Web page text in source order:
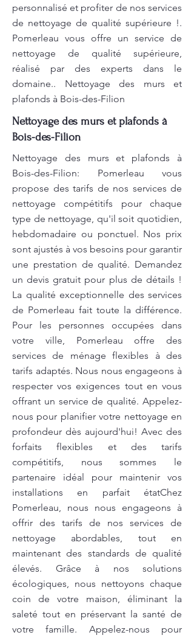
personnalisé et profiter de nos services
de nettoyage de qualité supérieure !.
Pomerleau vous offre un service de
nettoyage de qualité supérieure,
réalisé par des experts dans le
domaine.. Nettoyage des murs et
plafonds à Bois-des-Filion
Nettoyage des murs et plafonds à
Bois-des-Filion
Nettoyage des murs et plafonds à
Bois-des-Filion: Pomerleau vous
propose des tarifs de nos services de
nettoyage compétitifs pour chaque
type de nettoyage, qu'il soit quotidien,
hebdomadaire ou ponctuel. Nos prix
sont ajustés à vos besoins pour garantir
une prestation de qualité. Demandez
un devis gratuit pour plus de détails !
La qualité exceptionnelle des services
de Pomerleau fait toute la différence.
Pour les personnes occupées dans
votre ville, Pomerleau offre des
services de ménage flexibles à des
tarifs adaptés. Nous nous engageons à
respecter vos exigences tout en vous
offrant un service de qualité. Appelez-
nous pour planifier votre nettoyage en
profondeur dès aujourd'hui! Avec des
forfaits flexibles et des tarifs
compétitifs, nous sommes le
partenaire idéal pour maintenir vos
installations en parfait étatChez
Pomerleau, nous nous engageons à
offrir des tarifs de nos services de
nettoyage abordables, tout en
maintenant des standards de qualité
élevés. Grâce à nos solutions
écologiques, nous nettoyons chaque
coin de votre maison, éliminant la
saleté tout en préservant la santé de
votre famille. Appelez-nous pour